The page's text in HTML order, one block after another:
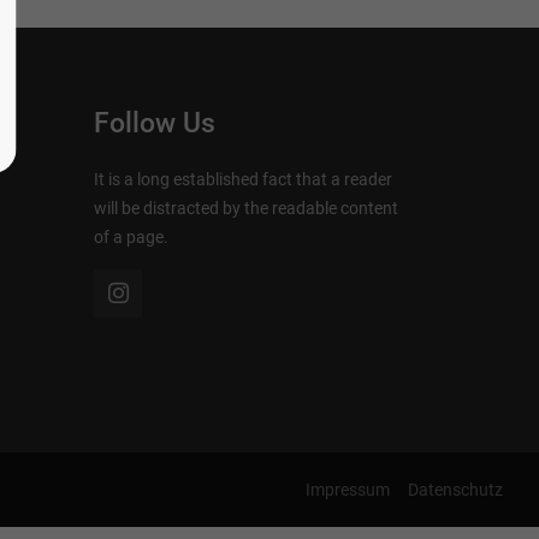
Follow Us
It is a long established fact that a reader
will be distracted by the readable content
of a page.
Impressum Datenschutz